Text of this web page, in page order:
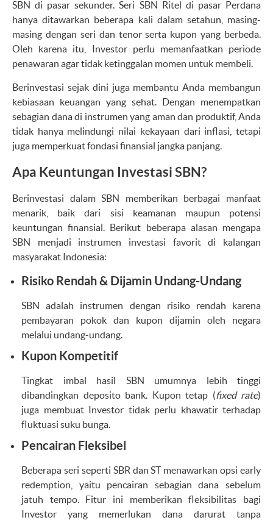
SBN di pasar sekunder. Seri SBN Ritel di pasar Perdana
hanya ditawarkan beberapa kali dalam setahun, masing-
masing dengan seri dan tenor serta kupon yang berbeda.
Oleh karena itu, Investor perlu memanfaatkan periode
penawaran agar tidak ketinggalan momen untuk membeli.
Berinvestasi sejak dini juga membantu Anda membangun
kebiasaan keuangan yang sehat. Dengan menempatkan
sebagian dana di instrumen yang aman dan produktif, Anda
tidak hanya melindungi nilai kekayaan dari inflasi, tetapi
juga memperkuat fondasi finansial jangka panjang.
Apa Keuntungan Investasi SBN?
Berinvestasi dalam SBN memberikan berbagai manfaat
menarik, baik dari sisi keamanan maupun potensi
keuntungan finansial. Berikut beberapa alasan mengapa
SBN menjadi instrumen investasi favorit di kalangan
masyarakat Indonesia:
Risiko Rendah & Dijamin Undang-Undang
SBN adalah instrumen dengan risiko rendah karena
pembayaran pokok dan kupon dijamin oleh negara
melalui undang-undang.
Kupon Kompetitif
Tingkat imbal hasil SBN umumnya lebih tinggi
dibandingkan deposito bank. Kupon tetap (fixed rate)
juga membuat Investor tidak perlu khawatir terhadap
fluktuasi suku bunga.
Pencairan Fleksibel
Beberapa seri seperti SBR dan ST menawarkan opsi early
redemption, yaitu pencairan sebagian dana sebelum
jatuh tempo. Fitur ini memberikan fleksibilitas bagi
Investor yang memerlukan dana darurat tanpa